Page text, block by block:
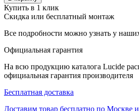
Купить в 1 клик
Скидка или бесплатный монтаж
Все подробности можно узнать у
Официальная гарантия
На всю продукцию каталога Lucide
официальная гарантия производителя
Бесплатная доставка
Доставим товар бесплатно по Москве